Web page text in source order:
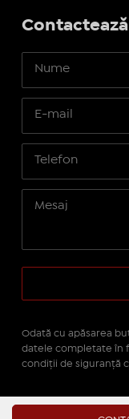
Odată cu apăsarea
datele completate în
condiţii de siguranţă